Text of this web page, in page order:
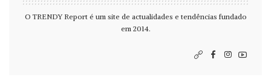
O TRENDY Report é um site de actualidades e tendências fundado
em 2014.